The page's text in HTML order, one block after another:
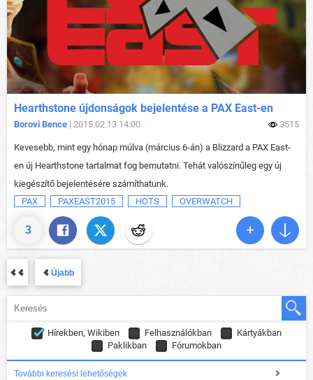
3
Hearthstone újdonságok bejelentése a PAX East-en
Borovi Bence | 2015.02.13 14:00 3515
Kevesebb, mint egy hónap múlva (március 6-án) a Blizzard a PAX East-
en új Hearthstone tartalmat fog bemutatni. Tehát valószínűleg egy új
kiegészítő bejelentésére számíthatunk.
PAX
PAXEAST2015 HOTS OVERWATCH
Újabb
Hírekben, Wikiben Felhasználókban
Kártyákban
Paklikban
Fórumokban
További keresési lehetőségek